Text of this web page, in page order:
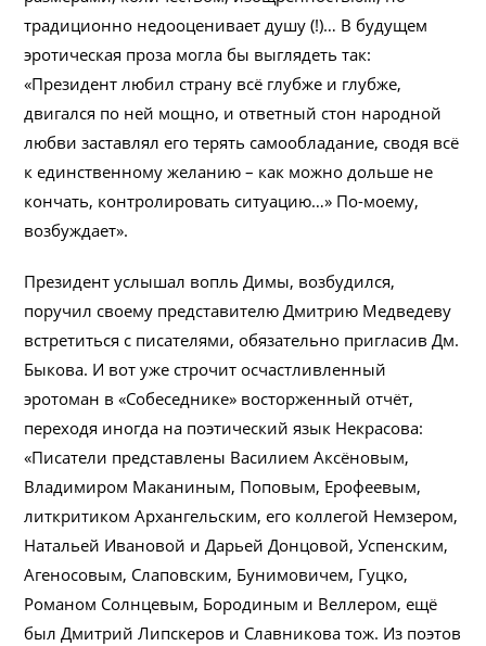
традиционно недооценивает душу (!)… В будущем
эротическая проза могла бы выглядеть так:
«Президент любил страну всё глубже и глубже,
двигался по ней мощно, и ответный стон народной
любви заставлял его терять самообладание, сводя всё
к единственному желанию – как можно дольше не
кончать, контролировать ситуацию…» По-моему,
возбуждает».
Президент услышал вопль Димы, возбудился,
поручил своему представителю Дмитрию Медведеву
встретиться с писателями, обязательно пригласив Дм.
Быкова. И вот уже строчит осчастливленный
эротоман в «Собеседнике» восторженный отчёт,
переходя иногда на поэтический язык Некрасова:
«Писатели представлены Василием Аксёновым,
Владимиром Маканиным, Поповым, Ерофеевым,
литкритиком Архангельским, его коллегой Немзером,
Натальей Ивановой и Дарьей Донцовой, Успенским,
Агеносовым, Слаповским, Бунимовичем, Гуцко,
Романом Солнцевым, Бородиным и Веллером, ещё
был Дмитрий Липскеров и Славникова тож. Из поэтов